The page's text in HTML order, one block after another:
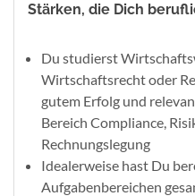
Stärken, die Dich
Du studierst
Wirtschaftsrecht oder
gutem Erfolg und
Bereich Compliance,
Rechnungslegung
Idealerweise hast Du
Aufgabenbereichen